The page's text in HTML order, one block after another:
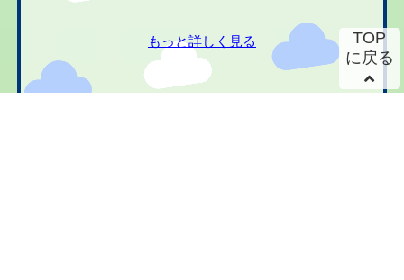
もっと詳しく見る
TOP
に戻る